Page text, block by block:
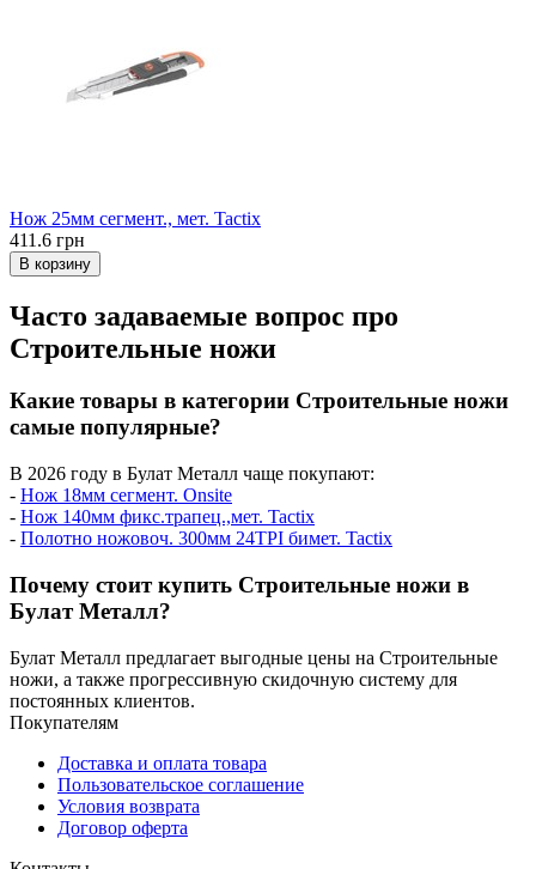
Нож 25мм сегмент., мет. Tactix
411.6 грн
В корзину
Часто задаваемые вопрос про
Строительные ножи
Какие товары в категории Строительные ножи
самые популярные?
В 2026 году в Булат Металл чаще покупают:
- Нож 18мм сегмент. Onsite
- Нож 140мм фикс.трапец.,мет. Tactix
- Полотно ножовоч. 300мм 24TPI бимет. Tactix
Почему стоит купить Строительные ножи в
Булат Металл?
Булат Металл предлагает выгодные цены на Строительные
ножи, а также прогрессивную скидочную систему для
постоянных клиентов.
Покупателям
Доставка и оплата товара
Пользовательское соглашение
Условия возврата
Договор оферта